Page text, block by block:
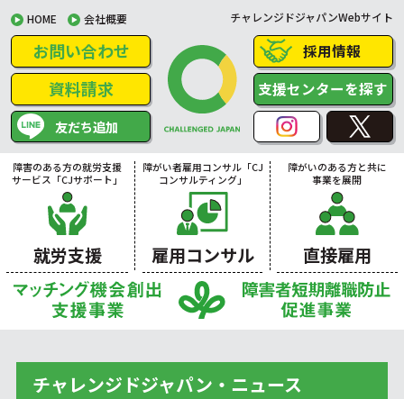
HOME 会社概要 チャレンジドジャパンWebサイト
お問い合わせ
資料請求
友だち追加
採用情報
支援センターを探す
障害のある方の就労支援
サービス「CJサポート」
就労支援
障がい者雇用コンサル「CJ
コンサルティング」
雇用コンサル
障がいのある方と共に
事業を展開
直接雇用
チャレンジドジャパン・ニュース